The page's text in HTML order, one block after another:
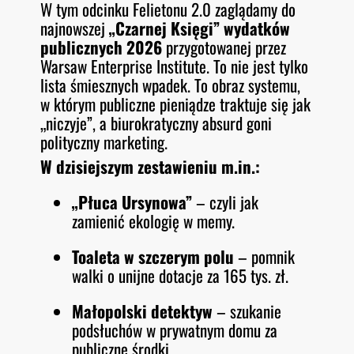
O
D
E
RSS FEED
LINK
EMBED
W tym odcinku Felietonu 2.0 zaglądamy do
najnowszej„Czarnej Księgi” wydatków
publicznych 2026przygotowanej przez
Warsaw Enterprise Institute. To nie jest tylko
lista śmiesznych wpadek. To obraz systemu,
w którym publiczne pieniądze traktuje się jak
„niczyje”, a biurokratyczny absurd goni
polityczny marketing.
W dzisiejszym zestawieniu m.in.:
„Płuca Ursynowa”– czyli jak
zamienić ekologię w memy.
Toaleta w szczerym polu– pomnik
walki o unijne dotacje za 165 tys. zł.
Małopolski detektyw– szukanie
podsłuchów w prywatnym domu za
publiczne środki.